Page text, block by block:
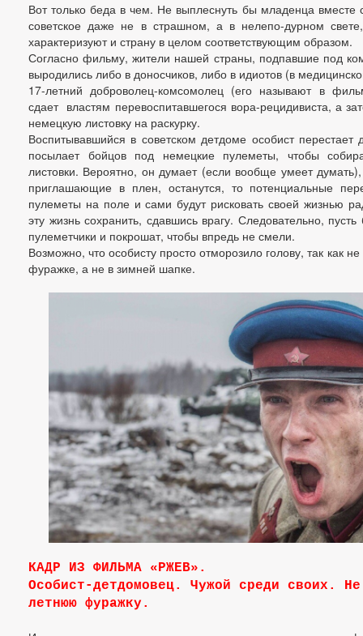
Вот только беда в чем. Не выплеснуть бы младенца вместе
советское даже не в страшном, а в нелепо-дурном
характеризуют и страну в целом соответствующим образом.
Согласно фильму, жители нашей страны, подпавшие под
выродились либо в доносчиков, либо в идиотов (в
17-летний доброволец-комсомолец (его называют в
сдает властям перевоспитавшегося вора-рецидивиста, а
немецкую листовку на раскурку.
Воспитывавшийся в советском детдоме особист перестает
посылает бойцов под немецкие пулеметы, чтобы
листовки. Вероятно, он думает (если вообще умеет
приглашающие в плен, останутся, то потенциальные
пулеметы на поле и сами будут рисковать своей жизнью
эту жизнь сохранить, сдавшись врагу. Следовательно,
пулеметчики и покрошат, чтобы впредь не смели.
Возможно, что особисту просто отморозило голову, так как
фуражке, а не в зимней шапке.
КАДР ИЗ ФИЛЬМА «РЖЕВ».
Особист-детдомовец. Чужой среди своих.
летнюю фуражку.